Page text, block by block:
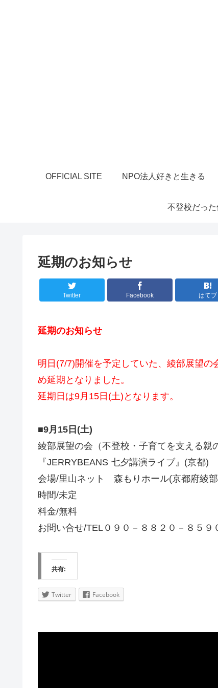
OFFICIAL SITE NPO法人好きと生きる
不登校だった
延期のお知らせ
Twitter Facebook はてブ
延期のお知らせ
明日(7/7)開催を予定していた、綾部展望
め延期となりました。
延期日は9月15日(土)となります。
■9月15日(土)
綾部展望の会（不登校・子育てを支える親
『JERRYBEANS 七夕講演ライブ』(京都)
会場/里山ネット 森もりホール(京都府綾
時間/未定
料金/無料
お問い合せ/TEL０９０－８８２０－８５９
共有:
Twitter Facebook